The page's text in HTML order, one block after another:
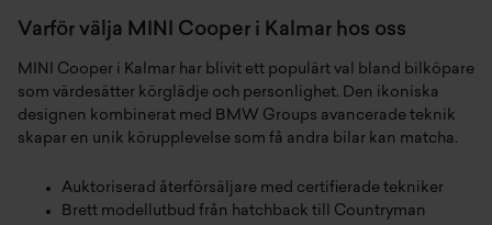
Varför välja MINI Cooper i Kalmar hos oss
MINI Cooper i Kalmar har blivit ett populärt val bland bilköpare
som värdesätter körglädje och personlighet. Den ikoniska
designen kombinerat med BMW Groups avancerade teknik
skapar en unik körupplevelse som få andra bilar kan matcha.
Auktoriserad återförsäljare med certifierade tekniker
Brett modellutbud från hatchback till Countryman